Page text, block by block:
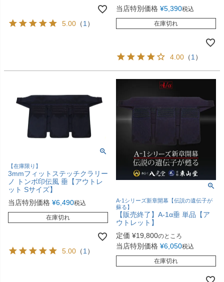
5.00 （1）
当店特別価格 ¥5,390税込
在庫切れ
4.00 （1 ）
【在庫限り】
3mmフィットステッチクラリー
ノ トンボ印伝風 垂【アウトレ
ット Sサイズ】
当店特別価格 ¥6,490税込
在庫切れ
5.00 （1）
A-1シリーズ新章開幕【伝説の遺伝子が
蘇る】
【販売終了】A-1α垂 単品【ア
ウトレット】
定価 ¥19,800のところ
当店特別価格 ¥6,050税込
在庫切れ